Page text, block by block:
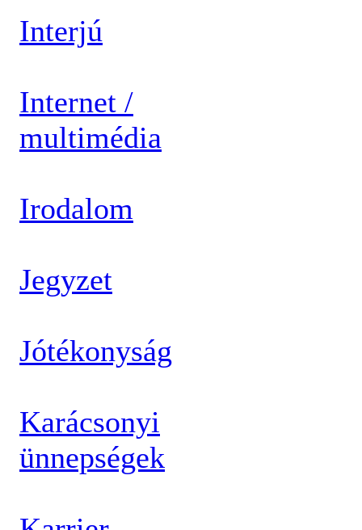
Interjú
Internet /
multimédia
Irodalom
Jegyzet
Jótékonyság
Karácsonyi
ünnepségek